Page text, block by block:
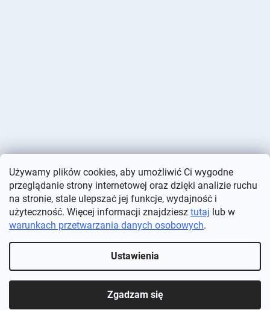
Używamy plików cookies, aby umożliwić Ci wygodne
przeglądanie strony internetowej oraz dzięki analizie ruchu
na stronie, stale ulepszać jej funkcje, wydajność i
użyteczność. Więcej informacji znajdziesz tutaj lub w
warunkach przetwarzania danych osobowych.
Ustawienia
Zgadzam się